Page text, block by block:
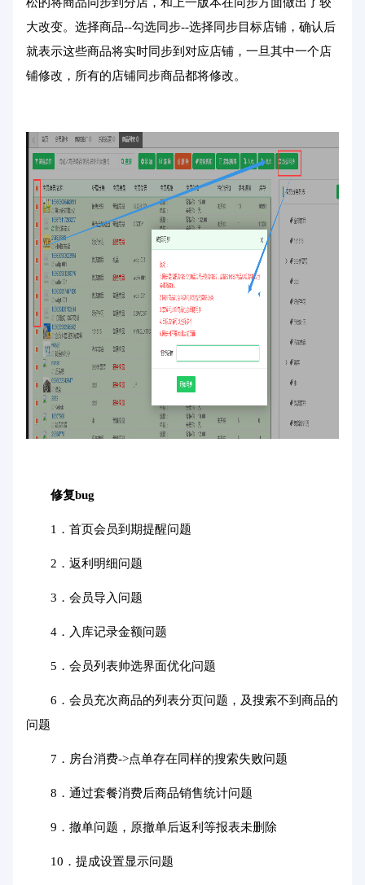
大改变。选择商品--勾选同步--选择同步目标店铺，确认后
就表示这些商品将实时同步到对应店铺，一旦其中一个店
铺修改，所有的店铺同步商品都将修改。
修复bug
1．首页会员到期提醒问题
2．返利明细问题
3．会员导入问题
4．入库记录金额问题
5．会员列表帅选界面优化问题
6．会员充次商品的列表分页问题，及搜索不到商品的
问题
7．房台消费->点单存在同样的搜索失败问题
8．通过套餐消费后商品销售统计问题
9．撤单问题，原撤单后返利等报表未删除
10．提成设置显示问题